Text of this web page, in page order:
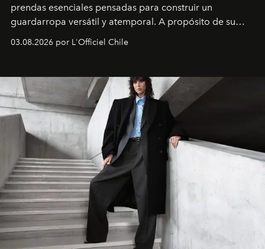
prendas esenciales pensadas para construir un
guardarropa versátil y atemporal. A propósito de su
lanzamiento, los fundadores de la firma neoyorquina y
la asesora creativa y jefa de diseño global de la marca
y la filosofía detrás de la propuesta.
03.08.2026 por L'Officiel Chile